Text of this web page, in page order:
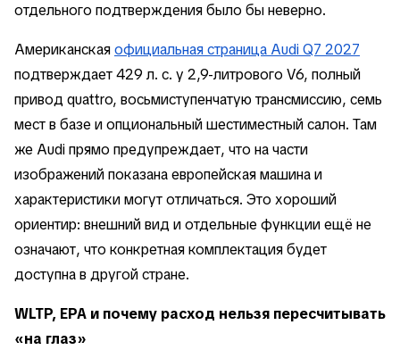
отдельного подтверждения было бы неверно.
Американскаяофициальная страница Audi Q7 2027
подтверждает 429 л. с. у 2,9-литрового V6, полный
привод quattro, восьмиступенчатую трансмиссию, семь
мест в базе и опциональный шестиместный салон. Там
же Audi прямо предупреждает, что на части
изображений показана европейская машина и
характеристики могут отличаться. Это хороший
ориентир: внешний вид и отдельные функции ещё не
означают, что конкретная комплектация будет
доступна в другой стране.
WLTP, EPA и почему расход нельзя пересчитывать
«на глаз»